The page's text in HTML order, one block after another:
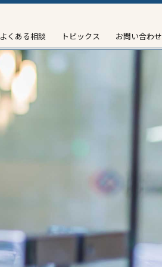
よくある相談 トピックス お問い合わせ